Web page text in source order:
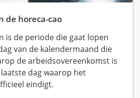
de horeca-cao
is de periode die gaat lopen
van de kalendermaand die
de arbeidsovereenkomst is
dag waarop het
eindigt.